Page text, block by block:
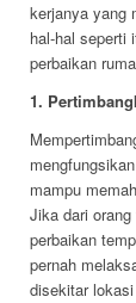
kerjanya yang
hal-hal seperti
perbaikan
1.
mampu
Jika dari
perbaikan
pernah
disekitar